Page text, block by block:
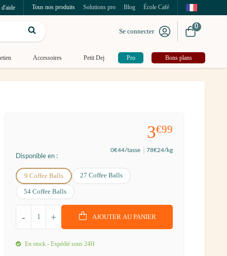
Tous nos produits Solutions pro Blog École Café
Se connecter
0
Accessoires Petit Dej Pro Bons plans
3€99
0€44/tasse 78€24/kg
Disponible en :
9 Coffee Balls 27 Coffee Balls
54 Coffee Balls
+
- AJOUTER AU PANIER
En stock - Expédié sous 24H